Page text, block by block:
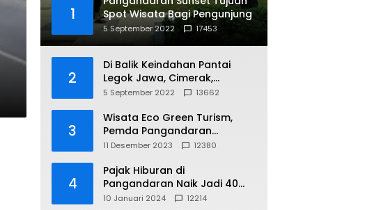
1
Spot Wisata Bagi Pengunjung
5 September 2022 17453
2
Di Balik Keindahan Pantai
Legok Jawa, Cimerak,
Pangandaran
5 September 2022 13662
3
Wisata Eco Green Turism,
Pemda Pangandaran
Gandeng PLN
11 Desember 2023 12380
4
Pajak Hiburan di
Pangandaran Naik Jadi 40
Persen
10 Januari 2024 12214